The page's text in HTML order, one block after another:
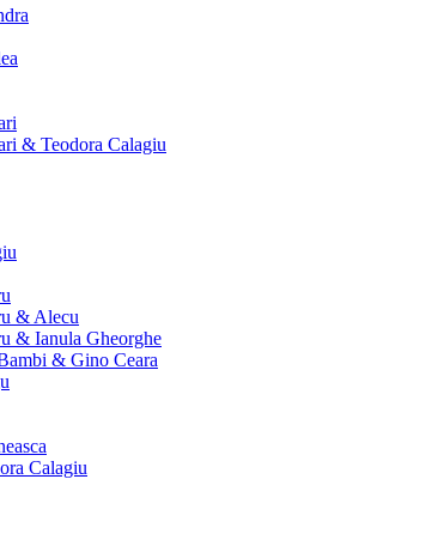
& Teodora Calagiu
& Alecu
& Ianula Gheorghe
& Gino Ceara
Calagiu